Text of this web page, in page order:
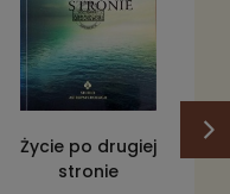
Życie po drugiej
stronie